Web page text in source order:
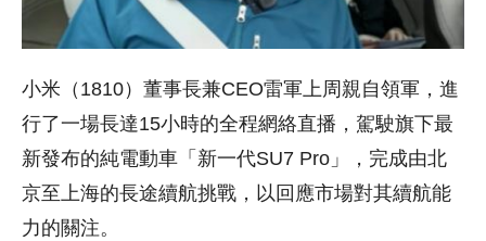
小米（1810）董事長兼CEO雷軍上周親自領軍，進
行了一場長達15小時的全程網絡直播，駕駛旗下最
新發布的純電動車「新一代SU7 Pro」，完成由北
京至上海的長途續航挑戰，以回應市場對其續航能
力的關注。